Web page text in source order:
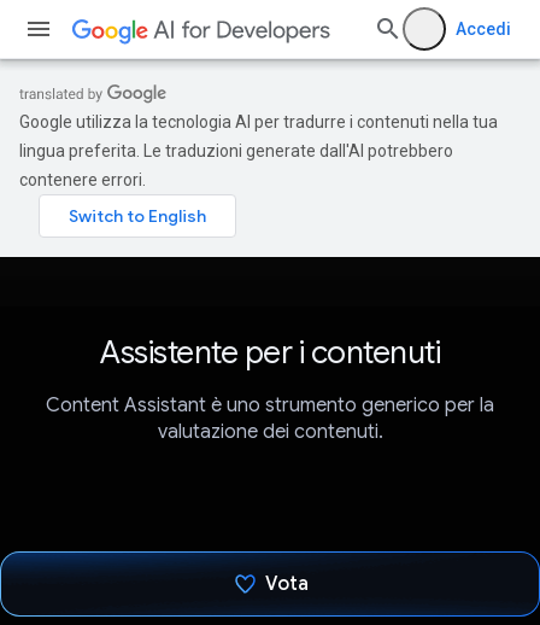
Accedi
Google utilizza la tecnologia AI per tradurre i contenuti nella tua
lingua preferita. Le traduzioni generate dall'AI potrebbero
contenere errori.
Assistente per i contenuti
Content Assistant è uno strumento generico per la
valutazione dei contenuti.
Vota